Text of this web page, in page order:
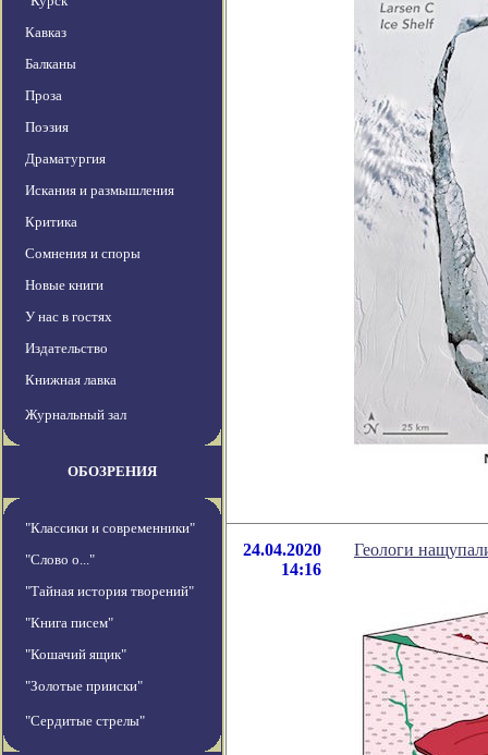
Кавказ
Балканы
Проза
Поэзия
Драматургия
Искания и размышления
Критика
Сомнения и споры
Новые книги
У нас в гостях
Издательство
Книжная лавка
Журнальный зал
ОБОЗРЕНИЯ
"Классики и современники"
"Слово о..."
"Тайная история творений"
"Книга писем"
"Кошачий ящик"
"Золотые прииски"
"Сердитые стрелы"
24.04.2020
14:16
Геологи